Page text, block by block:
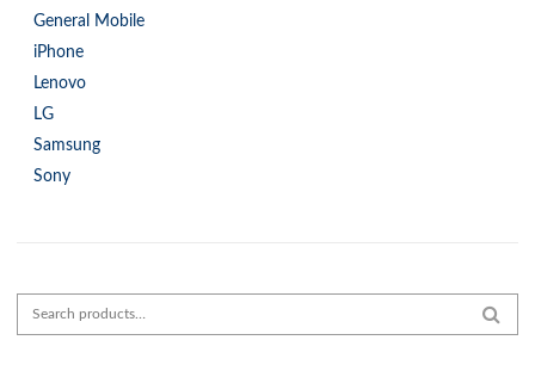
General Mobile
iPhone
Lenovo
LG
Samsung
Sony
Search for: